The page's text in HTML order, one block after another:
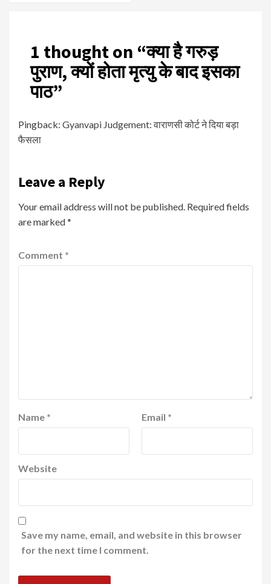
1 thought on “क्या है गरुड़
पुराण, क्यों होता मृत्यु के बाद इसका
पाठ”
Pingback: Gyanvapi Judgement: वाराणसी कोर्ट ने दिया बड़ा
फैसला
Leave a Reply
Your email address will not be published. Required fields
are marked*
Comment *
Name * Email *
Website
Save my name, email, and website in this browser
for the next time I comment.